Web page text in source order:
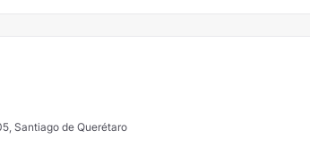
Torre Médica 2-805, Santiago de Querétaro